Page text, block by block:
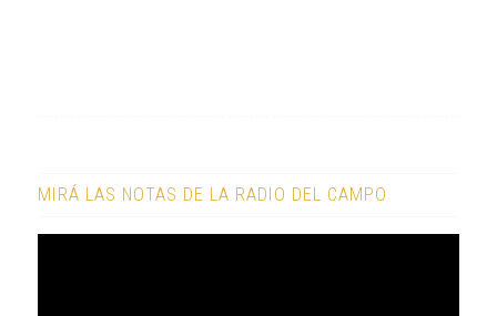
MIRÁ LAS NOTAS DE LA RADIO DEL CAMPO